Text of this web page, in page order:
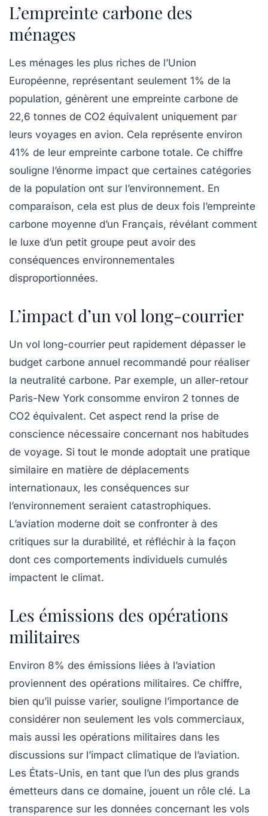
L’empreinte carbone des
ménages
Les ménages les plus riches de l’Union
Européenne, représentant seulement 1% de la
population, génèrent une empreinte carbone de
22,6 tonnes de CO2 équivalent uniquement par
leurs voyages en avion. Cela représente environ
41% de leur empreinte carbone totale. Ce chiffre
souligne l’énorme impact que certaines catégories
de la population ont sur l’environnement. En
comparaison, cela est plus de deux fois l’empreinte
carbone moyenne d’un Français, révélant comment
le luxe d’un petit groupe peut avoir des
conséquences environnementales
disproportionnées.
L’impact d’un vol long-courrier
Un vol long-courrier peut rapidement dépasser le
budget carbone annuel recommandé pour réaliser
la neutralité carbone. Par exemple, un aller-retour
Paris-New York consomme environ 2 tonnes de
CO2 équivalent. Cet aspect rend la prise de
conscience nécessaire concernant nos habitudes
de voyage. Si tout le monde adoptait une pratique
similaire en matière de déplacements
internationaux, les conséquences sur
l’environnement seraient catastrophiques.
L’aviation moderne doit se confronter à des
critiques sur la durabilité, et réfléchir à la façon
dont ces comportements individuels cumulés
impactent le climat.
Les émissions des opérations
militaires
Environ 8% des émissions liées à l’aviation
proviennent des opérations militaires. Ce chiffre,
bien qu’il puisse varier, souligne l’importance de
considérer non seulement les vols commerciaux,
mais aussi les opérations militaires dans les
discussions sur l’impact climatique de l’aviation.
Les États-Unis, en tant que l’un des plus grands
émetteurs dans ce domaine, jouent un rôle clé. La
transparence sur les données concernant les vols